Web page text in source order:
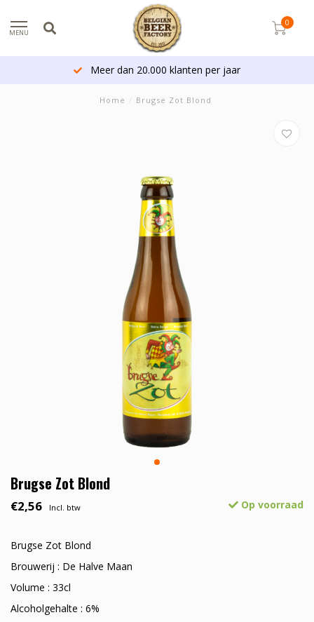
MENU
0
Meer dan 20.000 klanten per jaar
Home / Brugse Zot Blond
Brugse Zot Blond
€2,56 Incl. btw Op voorraad
Brugse Zot Blond
Brouwerij : De Halve Maan
Volume : 33cl
Alcoholgehalte : 6%